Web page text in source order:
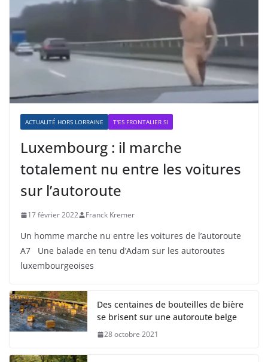
ACTUALITÉ HORS LORRAINE T'ES FRONTALIER SI
Luxembourg : il marche
totalement nu entre les voitures
sur l’autoroute
17 février 2022 Franck Kremer
Un homme marche nu entre les voitures de l’autoroute
A7 Une balade en tenu d’Adam sur les autoroutes
luxembourgeoises
Des centaines de bouteilles de bière
se brisent sur une autoroute belge
28 octobre 2021